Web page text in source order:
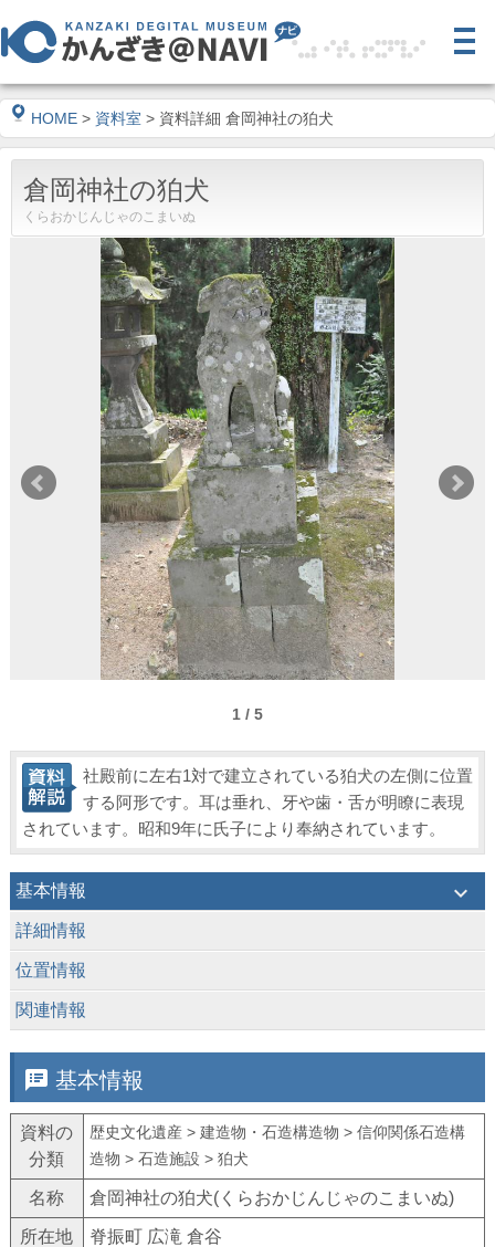
HOME > 資料室 > 資料詳細 倉岡神社の狛犬
倉岡神社の狛犬
くらおかじんじゃのこまいぬ
1 / 5
社殿前に左右1対で建立されている狛犬の左側に位置
する阿形です。耳は垂れ、牙や歯・舌が明瞭に表現
されています。昭和9年に氏子により奉納されています。
基本情報 keyboard_arrow_down
詳細情報
位置情報
関連情報
speaker_notes 基本情報
資料の
分類
歴史文化遺産 > 建造物・石造構造物 > 信仰関係石造構
造物 > 石造施設 > 狛犬
名称 倉岡神社の狛犬(くらおかじんじゃのこまいぬ)
所在地 脊振町 広滝 倉谷